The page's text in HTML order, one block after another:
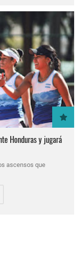
Honduras y jugará
ascensos que